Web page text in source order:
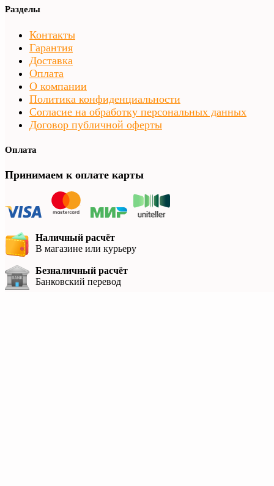
Разделы
Контакты
Гарантия
Доставка
Оплата
О компании
Политика конфиденциальности
Согласие на обработку персональных данных
Договор публичной оферты
Оплата
Принимаем к оплате карты
Наличный расчёт
В магазине или курьеру
Безналичный расчёт
Банковский перевод